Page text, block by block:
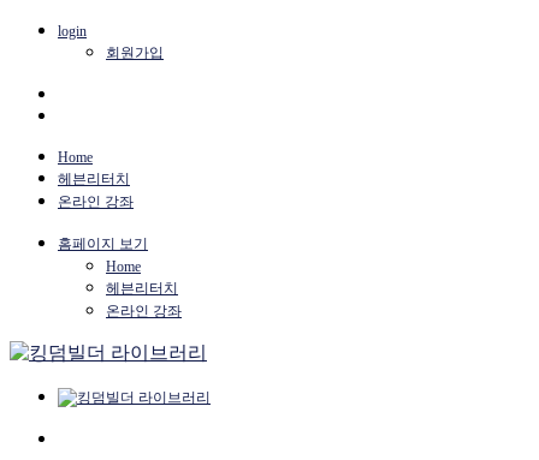
login
회원가입
Home
헤븐리터치
온라인 강좌
홈페이지 보기
Home
헤븐리터치
온라인 강좌